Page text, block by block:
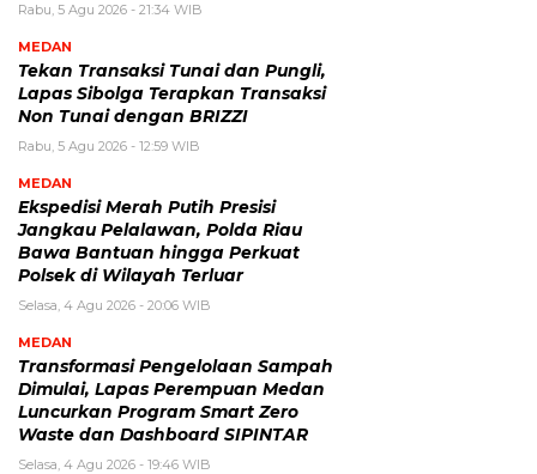
Rabu, 5 Agu 2026 - 21:34 WIB
MEDAN
Tekan Transaksi Tunai dan Pungli,
Lapas Sibolga Terapkan Transaksi
Non Tunai dengan BRIZZI
Rabu, 5 Agu 2026 - 12:59 WIB
MEDAN
Ekspedisi Merah Putih Presisi
Jangkau Pelalawan, Polda Riau
Bawa Bantuan hingga Perkuat
Polsek di Wilayah Terluar
Selasa, 4 Agu 2026 - 20:06 WIB
MEDAN
Transformasi Pengelolaan Sampah
Dimulai, Lapas Perempuan Medan
Luncurkan Program Smart Zero
Waste dan Dashboard SIPINTAR
Selasa, 4 Agu 2026 - 19:46 WIB